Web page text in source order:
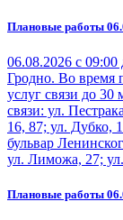
Плановые работы
06.08.2026 с 09:00
Гродно. Во время
услуг связи до
связи: ул.
16, 87; ул. Дубко,
бульвар
ул. Лиможа, 27;
Плановые работы